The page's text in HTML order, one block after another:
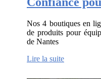
Nos 4 boutiques en
de produits pour
de Nantes
Lire la suite